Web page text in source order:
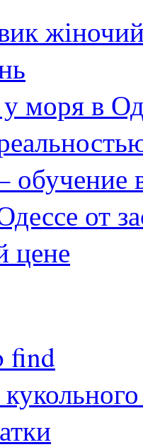
моря в
обучение
от
цене
find